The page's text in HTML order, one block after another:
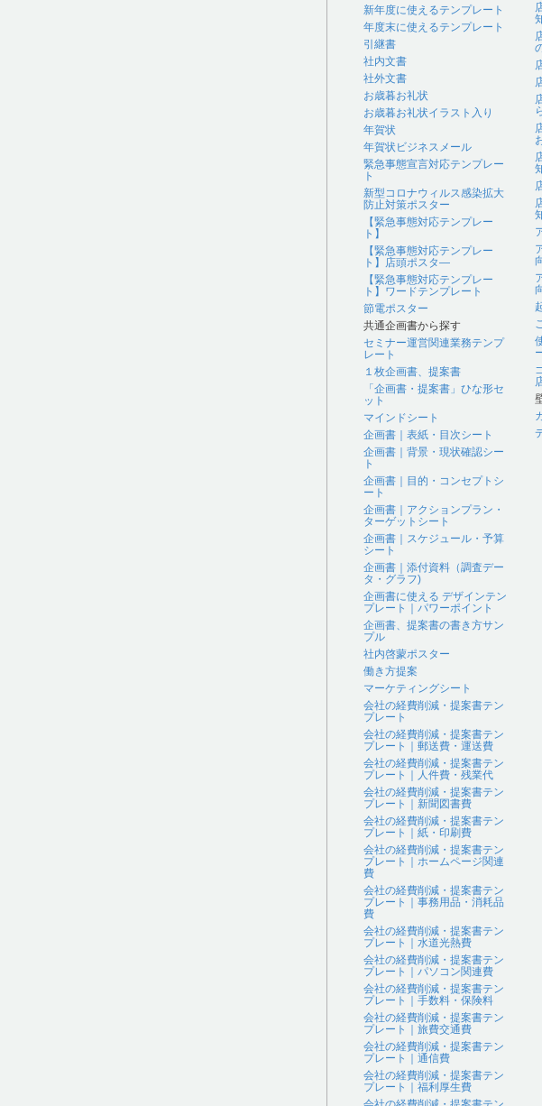
新年度に使えるテンプレート
年度末に使えるテンプレート
引継書
社内文書
社外文書
お歳暮お礼状
お歳暮お礼状イラスト入り
年賀状
年賀状ビジネスメール
緊急事態宣言対応テンプレー
ト
新型コロナウィルス感染拡大
防止対策ポスター
【緊急事態対応テンプレー
ト】
【緊急事態対応テンプレー
ト】店頭ポスタ―
【緊急事態対応テンプレー
ト】ワードテンプレート
節電ポスター
共通企画書から探す
セミナー運営関連業務テンプ
レート
１枚企画書、提案書
「企画書・提案書」ひな形セ
ット
マインドシート
企画書｜表紙・目次シート
企画書｜背景・現状確認シー
ト
企画書｜目的・コンセプトシ
ート
企画書｜アクションプラン・
ターゲットシート
企画書｜スケジュール・予算
シート
企画書｜添付資料（調査デー
タ・グラフ)
企画書に使える デザインテン
プレート｜パワーポイント
企画書、提案書の書き方サン
プル
社内啓蒙ポスター
働き方提案
マーケティングシート
会社の経費削減・提案書テン
プレート
会社の経費削減・提案書テン
プレート｜郵送費・運送費
会社の経費削減・提案書テン
プレート｜人件費・残業代
会社の経費削減・提案書テン
プレート｜新聞図書費
会社の経費削減・提案書テン
プレート｜紙・印刷費
会社の経費削減・提案書テン
プレート｜ホームページ関連
費
会社の経費削減・提案書テン
プレート｜事務用品・消耗品
費
会社の経費削減・提案書テン
プレート｜水道光熱費
会社の経費削減・提案書テン
プレート｜パソコン関連費
会社の経費削減・提案書テン
プレート｜手数料・保険料
会社の経費削減・提案書テン
プレート｜旅費交通費
会社の経費削減・提案書テン
プレート｜通信費
会社の経費削減・提案書テン
プレート｜福利厚生費